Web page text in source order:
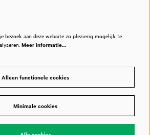
bezoek aan deze website zo plezierig mogelijk te
Meer informatie…
Alleen functionele cookies
Minimale cookies